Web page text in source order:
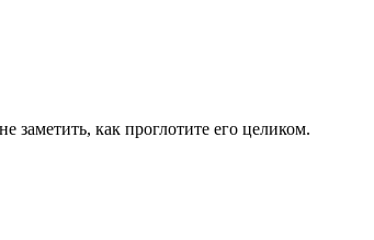
заметить, как проглотите его целиком.